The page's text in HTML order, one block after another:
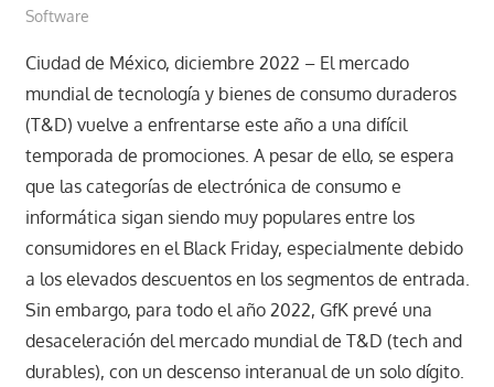
Software
Ciudad de México, diciembre 2022 – El mercado
mundial de tecnología y bienes de consumo duraderos
(T&D) vuelve a enfrentarse este año a una difícil
temporada de promociones. A pesar de ello, se espera
que las categorías de electrónica de consumo e
informática sigan siendo muy populares entre los
consumidores en el Black Friday, especialmente debido
a los elevados descuentos en los segmentos de entrada.
Sin embargo, para todo el año 2022, GfK prevé una
desaceleración del mercado mundial de T&D (tech and
durables), con un descenso interanual de un solo dígito.